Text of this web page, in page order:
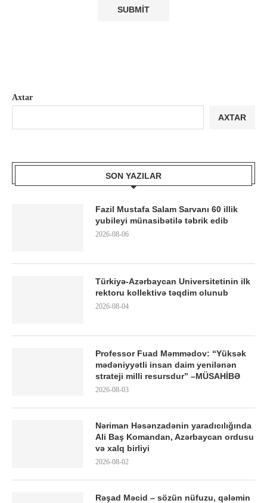
Axtar
AXTAR
SON YAZILAR
Fazil Mustafa Salam Sarvanı 60 illik
yubileyi münasibətilə təbrik edib
2026-08-06
Türkiyə-Azərbaycan Universitetinin ilk
rektoru kollektivə təqdim olunub
2026-08-04
Professor Fuad Məmmədov: “Yüksək
mədəniyyətli insan daim yenilənən
strateji milli resursdur” –MÜSAHİBƏ
2026-08-03
Nəriman Həsənzadənin yaradıcılığında
Ali Baş Komandan, Azərbaycan ordusu
və xalq birliyi
2026-08-02
Rəşad Məcid – sözün nüfuzu, qələmin